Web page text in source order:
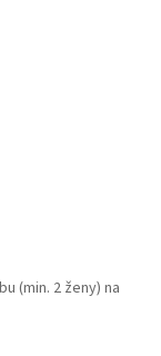
(min. 2 ženy) na